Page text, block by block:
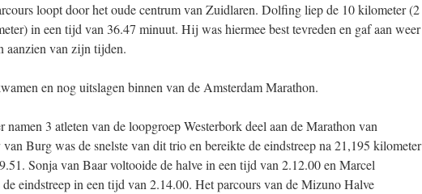
loopt door het oude centrum van Zuidlaren. Dolfing liep de 10 kilometer (2
in een tijd van 36.47 minuut. Hij was hiermee best tevreden en gaf aan weer
aanzien van zijn tijden.
en nog uitslagen binnen van de Amsterdam Marathon.
namen 3 atleten van de loopgroep Westerbork deel aan de Marathon van
Burg was de snelste van dit trio en bereikte de eindstreep na 21,195 kilometer
Sonja van Baar voltooide de halve in een tijd van 2.12.00 en Marcel
eindstreep in een tijd van 2.14.00. Het parcours van de Mizuno Halve